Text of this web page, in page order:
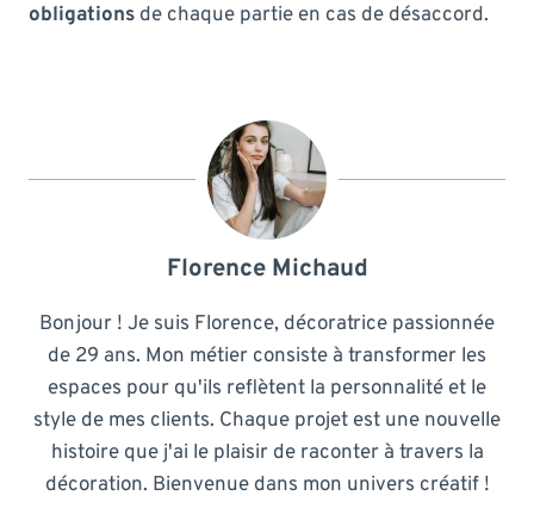
obligations de chaque partie en cas de désaccord.
Florence Michaud
Bonjour ! Je suis Florence, décoratrice passionnée
de 29 ans. Mon métier consiste à transformer les
espaces pour qu'ils reflètent la personnalité et le
style de mes clients. Chaque projet est une nouvelle
histoire que j'ai le plaisir de raconter à travers la
décoration. Bienvenue dans mon univers créatif !